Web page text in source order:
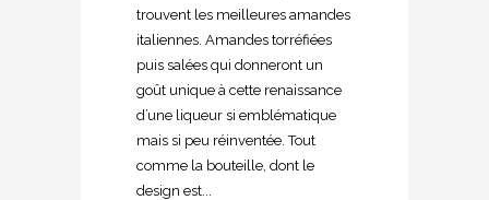
trouvent les meilleures amandes
italiennes. Amandes torréfiées
puis salées qui donneront un
goût unique à cette renaissance
d’une liqueur si emblématique
mais si peu réinventée. Tout
comme la bouteille, dont le
design est...